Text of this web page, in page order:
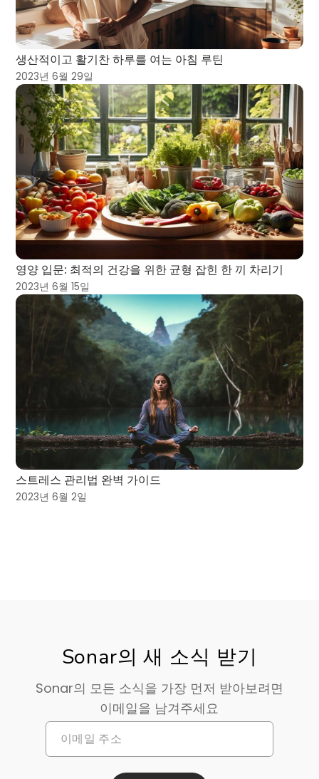
생산적이고 활기찬 하루를 여는 아침 루틴
2023년 6월 29일
영양 입문: 최적의 건강을 위한 균형 잡힌 한 끼 차리기
2023년 6월 15일
스트레스 관리법 완벽 가이드
2023년 6월 2일
Sonar의 새 소식 받기
Sonar의 모든 소식을 가장 먼저 받아보려면
이메일을 남겨주세요